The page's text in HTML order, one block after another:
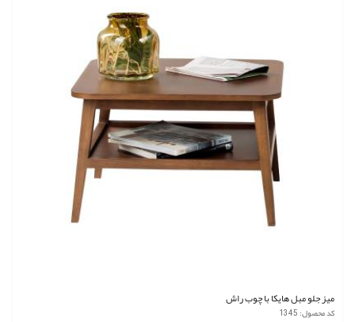
میز جلو مبل هایکا با چوب راش
کد محصول: 1345